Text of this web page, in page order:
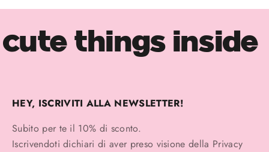
cute things inside
HEY, ISCRIVITI ALLA NEWSLETTER!
Subito per te il 10% di sconto.
Iscrivendoti dichiari di aver preso visione della Privacy